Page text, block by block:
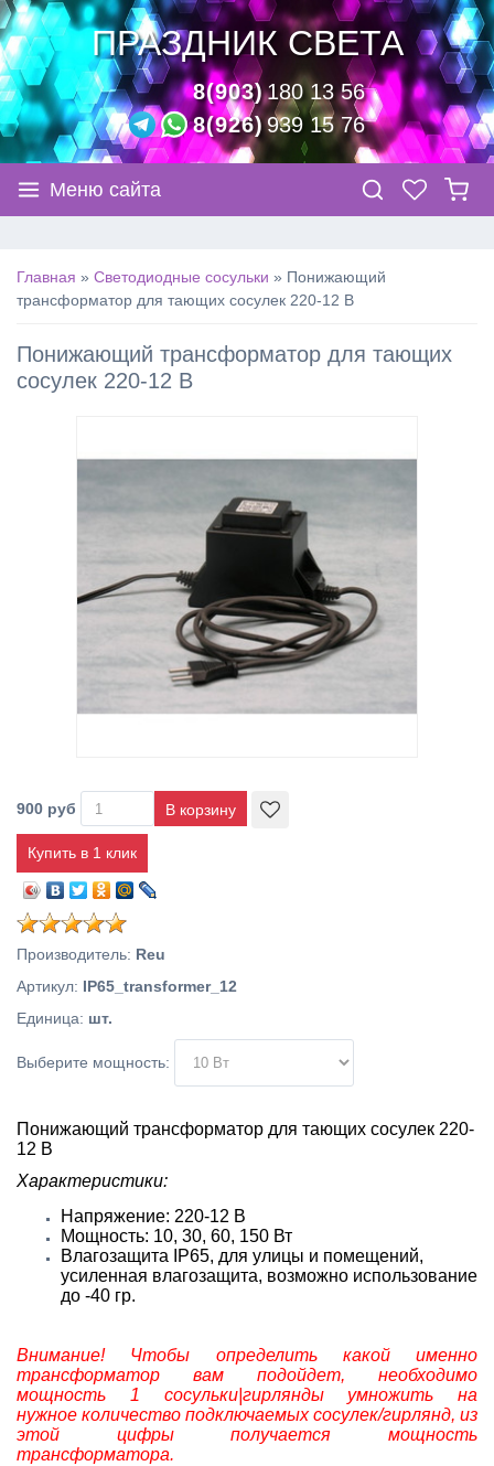
ПРАЗДНИК СВЕТА
8(903)180 13 56
8(926)939 15 76
Меню сайта
Главная » Светодиодные сосульки » Понижающий
трансформатор для тающих сосулек 220-12 В
Понижающий трансформатор для тающих
сосулек 220-12 В
900 руб
Купить в 1 клик
Производитель: Reu
Артикул: IP65_transformer_12
Единица: шт.
Выберите мощность:
Понижающий трансформатор для тающих сосулек 220-
12 В
Характеристики:
Напряжение: 220-12 В
Мощность: 10, 30, 60, 150 Вт
Влагозащита IP65, для улицы и помещений,
усиленная влагозащита, возможно использование
до -40 гр.
Внимание! Чтобы определить какой именно
трансформатор вам подойдет, необходимо
мощность 1 сосульки|гирлянды умножить на
нужное количество подключаемых сосулек/гирлянд, из
этой цифры получается мощность
трансформатора.